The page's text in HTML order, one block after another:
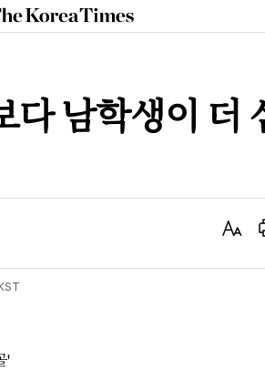
The
Korea
다 남학생이 더
Text
'